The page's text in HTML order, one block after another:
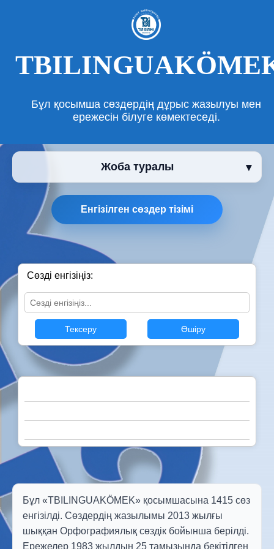
Бұл қосымша сөздердің дұрыс жазылуы мен
ережесін білуге көмектеседі.
Жоба туралы
Енгізілген сөздер тізімі
Сөзді енгізіңіз:
Тексеру Өшіру
Бұл «TBILINGUAKÖMEK» қосымшасына 1415 сөз
енгізілді. Сөздердің жазылымы 2013 жылғы
шыққан Орфографиялық сөздік бойынша берілді.
Ережелер 1983 жылдың 25 тамызында бекітілген